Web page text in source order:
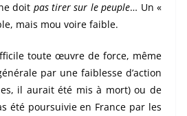
doit pas tirer sur le peuple… Un «
mais mou voire faible.
toute œuvre de force, même
par une faiblesse d’action
il aurait été mis à mort) ou de
été poursuivie en France par les